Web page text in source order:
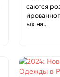
саются
ых на..